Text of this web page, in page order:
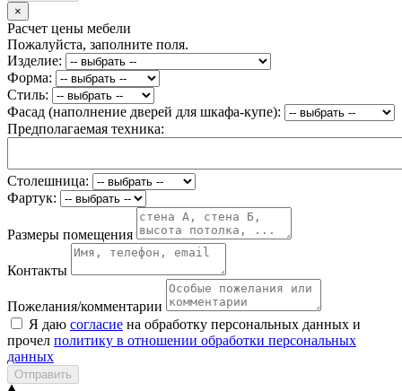
×
Расчет цены мебели
Пожалуйста, заполните поля.
Изделие:
Форма:
Стиль:
Фасад (наполнение дверей для шкафа-купе):
Предполагаемая техника:
Столешница:
Фартук:
Размеры помещения
Контакты
Пожелания/комментарии
Я даю согласие на обработку персональных данных и
прочел политику в отношении обработки персональных
данных
Отправить